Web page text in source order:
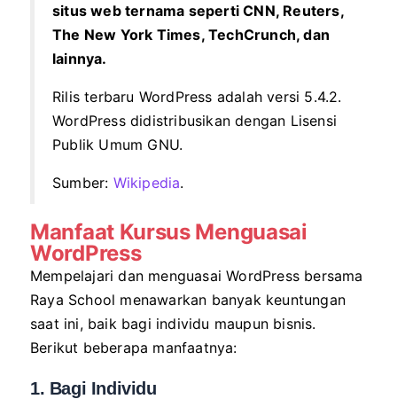
situs web ternama seperti CNN, Reuters,
The New York Times, TechCrunch, dan
lainnya.
Rilis terbaru WordPress adalah versi 5.4.2.
WordPress didistribusikan dengan Lisensi
Publik Umum GNU.
Sumber: Wikipedia.
Manfaat Kursus Menguasai
WordPress
Mempelajari dan menguasai WordPress bersama
Raya School menawarkan banyak keuntungan
saat ini, baik bagi individu maupun bisnis.
Berikut beberapa manfaatnya:
1. Bagi Individu